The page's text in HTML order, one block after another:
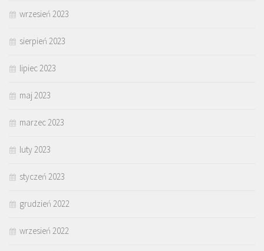
wrzesień 2023
sierpień 2023
lipiec 2023
maj 2023
marzec 2023
luty 2023
styczeń 2023
grudzień 2022
wrzesień 2022